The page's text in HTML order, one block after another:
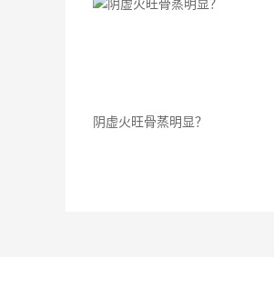
阴虚火旺骨蒸明显？